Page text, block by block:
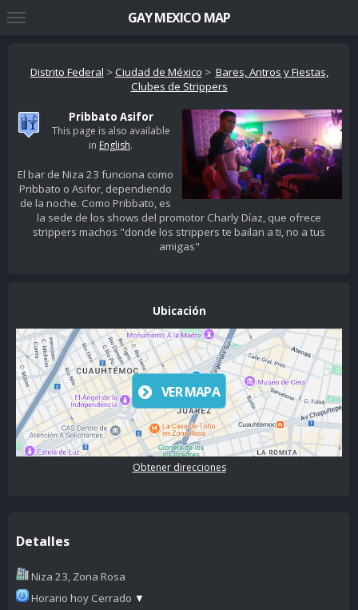
Distrito Federal >Ciudad de México > Bares, Antros y Fiestas,
Clubes de Strippers
Pribbato Asifor
This page is also available
in English.
El bar de Niza 23 funciona como
Pribbato o Asifor, dependiendo
de la noche. Como Pribbato, es
la sede de los shows del promotor Charly Díaz, que ofrece
strippers machos "donde los strippers te bailan a ti, no a tus
amigas"
Ubicación
VER MAPA
Obtener direcciones
Detalles
Niza 23, Zona Rosa
Horario hoy Cerrado ▼
GAY MEXICO MAP